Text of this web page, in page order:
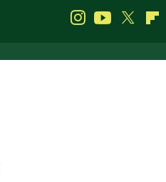
InstagramYoutube
Twitter